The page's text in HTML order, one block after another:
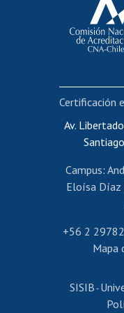
Postulación al
Av.
Campus:
Eloísa Díaz
+56 2
Mapa
SISIB -
Certificación